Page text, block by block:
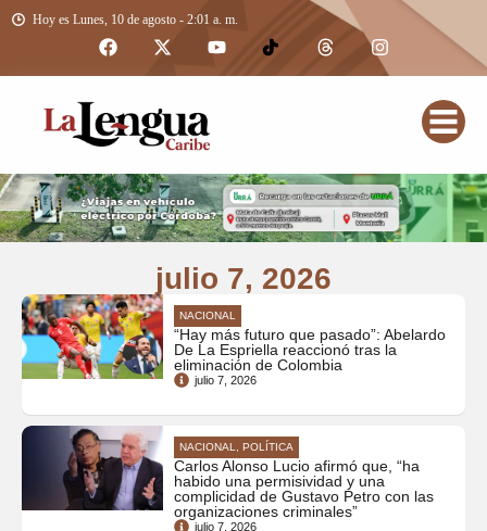
Hoy es Lunes, 10 de agosto - 2:01 a. m.
julio 7, 2026
NACIONAL
“Hay más futuro que pasado”: Abelardo
De La Espriella reaccionó tras la
eliminación de Colombia
julio 7, 2026
NACIONAL, POLÍTICA
Carlos Alonso Lucio afirmó que, “ha
habido una permisividad y una
complicidad de Gustavo Petro con las
organizaciones criminales”
julio 7, 2026